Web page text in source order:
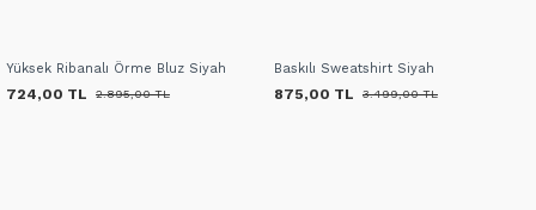
Yüksek Ribanalı Örme Bluz Siyah
724,00 TL 2.895,00 TL
Baskılı Sweatshirt Siyah
875,00 TL 3.499,00 TL